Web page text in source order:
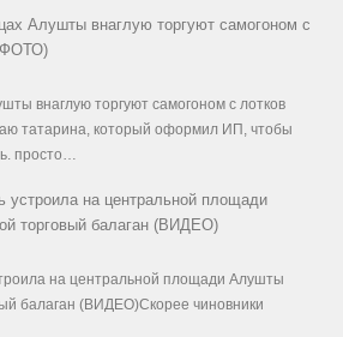
Алушты внаглую торгуют самогоном с
внаглую торгуют самогоном с лотков
татарина, который оформил ИП, чтобы
просто…
устроила на центральной площади
торговый балаган (ВИДЕО)
на центральной площади Алушты
балаган (ВИДЕО)Скорее чиновники